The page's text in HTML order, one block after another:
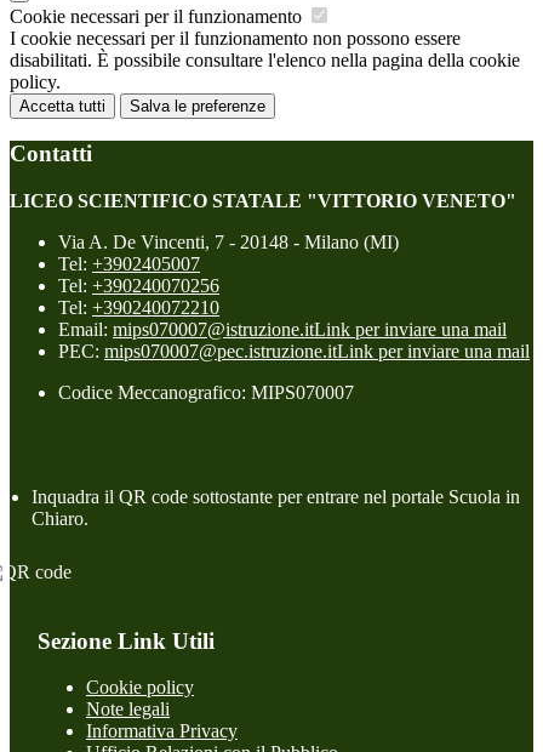
Cookie necessari per il funzionamento
I cookie necessari per il funzionamento non possono essere
disabilitati. È possibile consultare l'elenco nella pagina della cookie
policy.
Accetta tutti Salva le preferenze
Contatti
LICEO SCIENTIFICO STATALE "VITTORIO VENETO"
Via A. De Vincenti, 7 - 20148 - Milano (MI)
Tel: +3902405007
Tel: +390240070256
Tel: +390240072210
Email: mips070007@istruzione.itLink per inviare una mail
PEC: mips070007@pec.istruzione.itLink per inviare una mail
Codice Meccanografico: MIPS070007
Inquadra il QR code sottostante per entrare nel portale Scuola in
Chiaro.
Sezione Link Utili
Cookie policy
Note legali
Informativa Privacy